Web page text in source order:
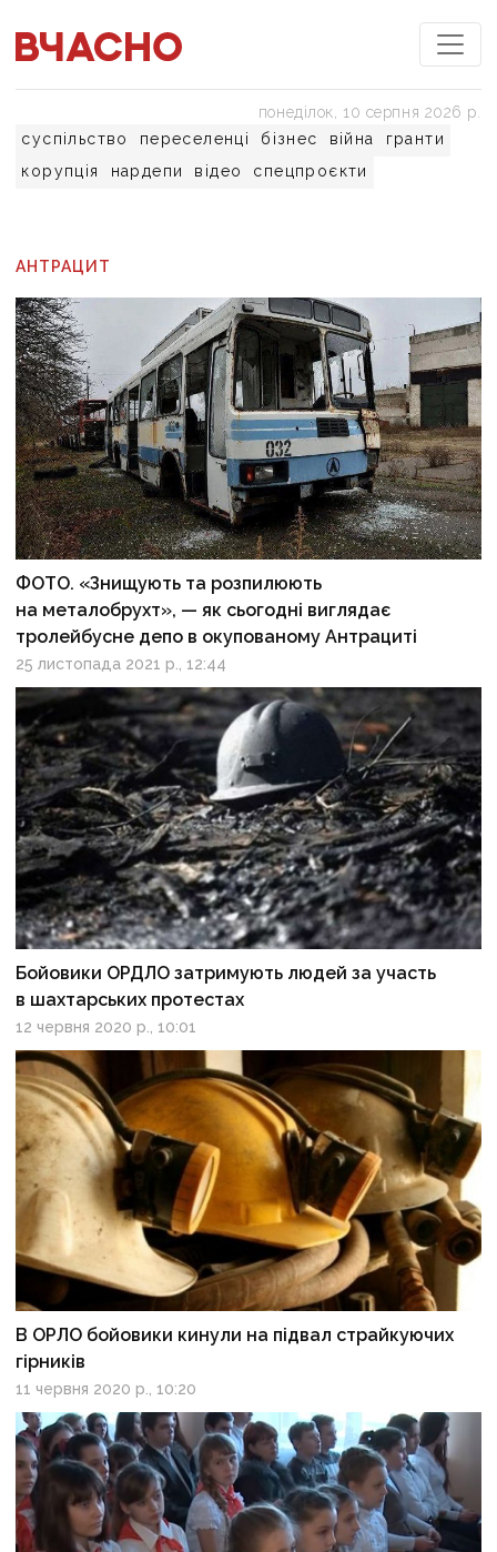
суспільство переселенці бізнес війна
гранти
корупція
нардепи відео спецпроєкти
понеділок, 10 серпня 2026 р.
АНТРАЦИТ
ФОТО. «Знищують та розпилюють
на металобрухт», — як сьогодні виглядає
тролейбусне депо в окупованому Антрациті
25 листопада 2021 р., 12:44
Бойовики ОРДЛО затримують людей за участь
в шахтарських протестах
12 червня 2020 р., 10:01
В ОРЛО бойовики кинули на підвал страйкуючих
гірників
11 червня 2020 р., 10:20